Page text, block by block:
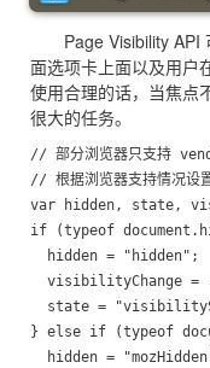
Page Visibility API
面选项卡上面以及用户
使用合理的话，当焦点
很大的任务。
// 部分浏览器只支持
// 根据浏览器支持情况设
var hidden, state,
if (typeof
  hidden = "hidden";
visibilityChange =
state =
} else if (typeof
hidden =